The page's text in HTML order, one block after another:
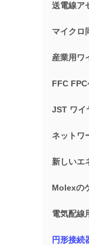
送電線ア
マイクロ
産業用ワ
FFC
JST ワイ
ネットワ
新しいエ
Molexの
電気配線
円形接続